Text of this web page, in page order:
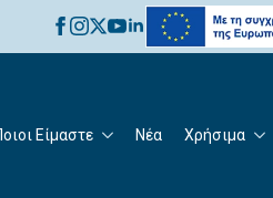
Είμαστε Νέα Χρήσιμα